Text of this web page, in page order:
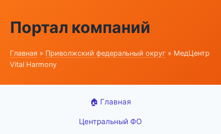
Портал компаний
Главная » Приволжский федеральный округ » МедЦентр
Vital Harmony
🏠 Главная
Центральный ФО